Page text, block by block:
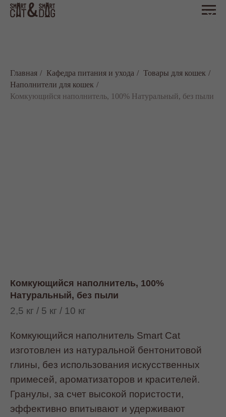
Главная / Кафедра питания и ухода / Товары для кошек /
Наполнители для кошек /
Комкующийся наполнитель, 100% Натуральный, без пыли
Комкующийся наполнитель, 100%
Натуральный, без пыли
2,5 кг / 5 кг / 10 кг
Комкующийся наполнитель Smart Cat
изготовлен из натуральной бентонитовой
глины, без использования искусственных
примесей, ароматизаторов и красителей.
Гранулы, за счет высокой пористости,
эффективно впитывают и удерживают